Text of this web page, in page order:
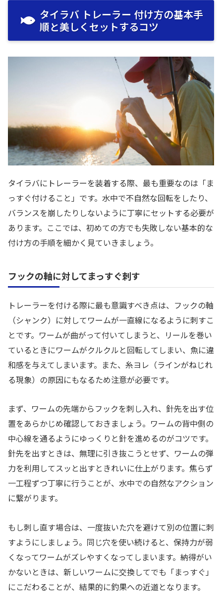
タイラバ トレーラー 付け方の基本手
順と美しくセットするコツ
タイラバにトレーラーを装着する際、最も重要なのは「ま
っすぐ付けること」です。水中で不自然な回転をしたり、
バランスを崩したりしないように丁寧にセットする必要が
あります。ここでは、初めての方でも失敗しない基本的な
付け方の手順を細かく見ていきましょう。
フックの軸に対してまっすぐ刺す
トレーラーを付ける際に最も意識すべき点は、フックの軸
（シャンク）に対してワームが一直線になるように刺すこ
とです。ワームが曲がって付いてしまうと、リールを巻い
ているときにワームがクルクルと回転してしまい、魚に違
和感を与えてしまいます。また、糸ヨレ（ラインがねじれ
る現象）の原因にもなるため注意が必要です。
まず、ワームの先端からフックを刺し入れ、針先を出す位
置をあらかじめ確認しておきましょう。ワームの背中側の
中心線を通るようにゆっくりと針を進めるのがコツです。
針先を出すときは、無理に引き抜こうとせず、ワームの弾
力を利用してスッと出すときれいに仕上がります。焦らず
一工程ずつ丁寧に行うことが、水中での自然なアクション
に繋がります。
もし刺し直す場合は、一度抜いた穴を避けて別の位置に刺
すようにしましょう。同じ穴を使い続けると、保持力が弱
くなってワームがズレやすくなってしまいます。納得がい
かないときは、新しいワームに交換してでも「まっすぐ」
にこだわることが、結果的に釣果への近道となります。